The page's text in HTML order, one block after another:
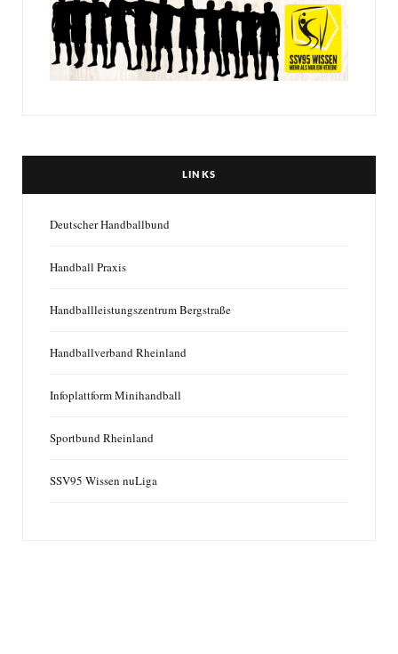
LINKS
Deutscher Handballbund
Handball Praxis
Handballleistungszentrum Bergstraße
Handballverband Rheinland
Infoplattform Minihandball
Sportbund Rheinland
SSV95 Wissen nuLiga